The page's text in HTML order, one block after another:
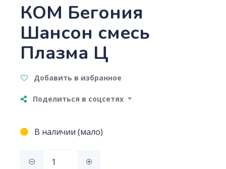
КОМ Бегония
Шансон смесь
Плазма Ц
Добавить в избранное
Поделиться в соцсетях
В наличии (мало)